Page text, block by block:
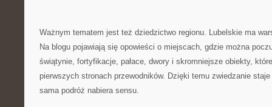
Ważnym tematem jest też dziedzictwo regionu. Lubelskie ma
Na blogu pojawiają się opowieści o miejscach, gdzie można
świątynie, fortyfikacje, pałace, dwory i skromniejsze obiekty,
pierwszych stronach przewodników. Dzięki temu zwiedzanie
sama podróż nabiera sensu.